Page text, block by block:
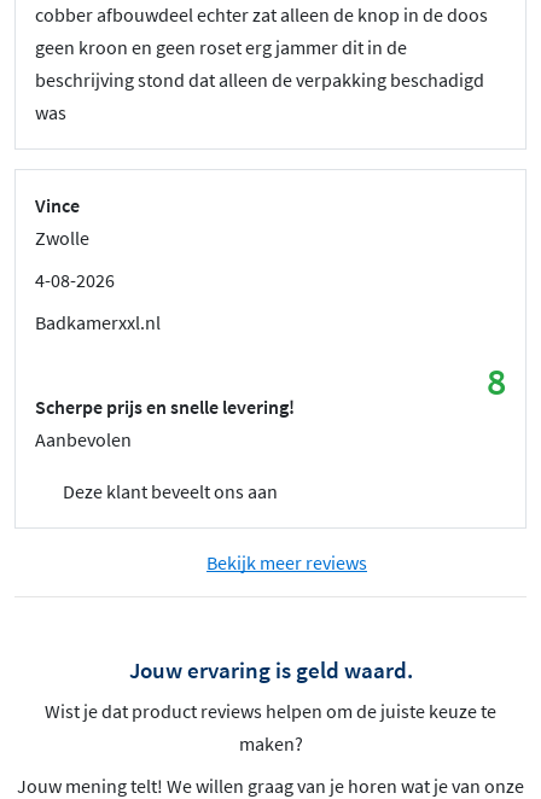
cobber afbouwdeel echter zat alleen de knop in de doos
geen kroon en geen roset erg jammer dit in de
beschrijving stond dat alleen de verpakking beschadigd
was
Vince
Zwolle
4-08-2026
Badkamerxxl.nl
8
Scherpe prijs en snelle levering!
Aanbevolen
Deze klant beveelt ons aan
Bekijk meer reviews
Jouw ervaring is geld waard.
Wist je dat product reviews helpen om de juiste keuze te
maken?
Jouw mening telt! We willen graag van je horen wat je van onze